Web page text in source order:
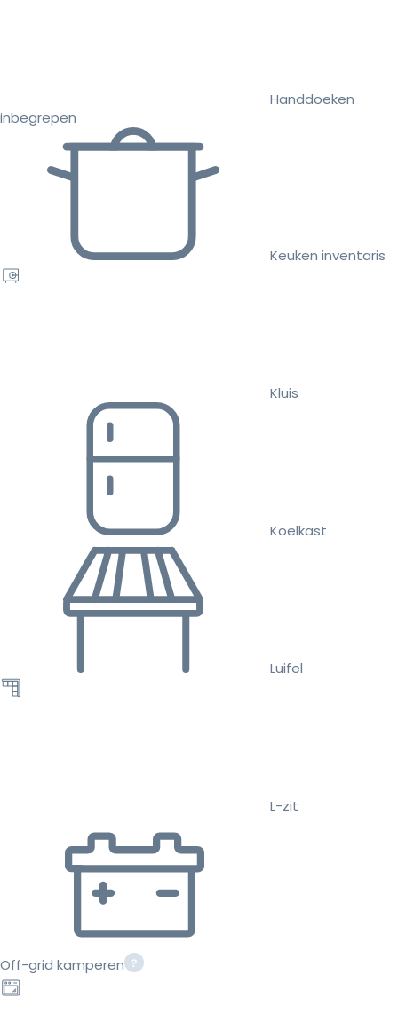
Handdoeken
inbegrepen
Keuken inventaris
Kluis
Koelkast
Luifel
L-zit
Off-grid kamperen